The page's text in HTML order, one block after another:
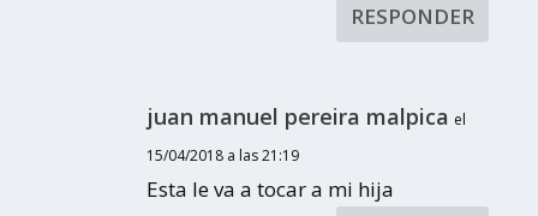
RESPONDER
juan manuel pereira malpica el
15/04/2018 a las 21:19
Esta le va a tocar a mi hija